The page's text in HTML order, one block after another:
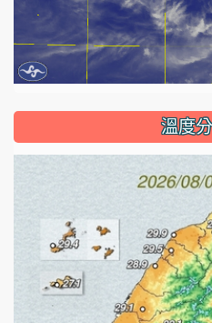
溫度